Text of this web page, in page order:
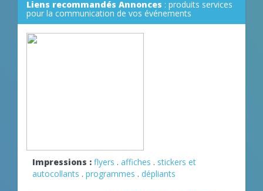
Liens recommandés Annonces : produits services
pour la communication de vos événements
Impressions : flyers . affiches . stickers et
autocollants . programmes . dépliants